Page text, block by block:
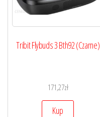
Tribit Flybuds 3 Bth92 (Czarne)
171,27zł
Kup